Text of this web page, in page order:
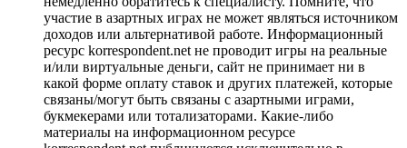
участие в азартных играх не может являться источником
доходов или альтернативой работе. Информационный
ресурс korrespondent.net не проводит игры на реальные
и/или виртуальные деньги, сайт не принимает ни в
какой форме оплату ставок и других платежей, которые
связаны/могут быть связаны с азартными играми,
букмекерами или тотализаторами. Какие-либо
материалы на информационном ресурсе